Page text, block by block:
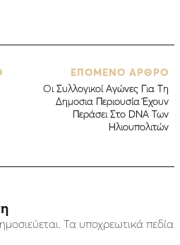
ΕΠΟΜΕΝΟ ΑΡΘΡΟ
Οι Συλλογικοί Αγώνες Για Τη
Δημοσια Περιουσία Έχουν
Περάσει Στο DNA Των
Ηλιουπολιτών
Τα υποχρεωτικά πεδία